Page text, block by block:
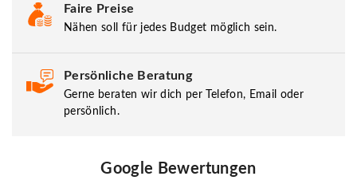
Faire Preise
Nähen soll für jedes Budget möglich sein.
Persönliche Beratung
Gerne beraten wir dich per Telefon, Email oder
persönlich.
Google Bewertungen